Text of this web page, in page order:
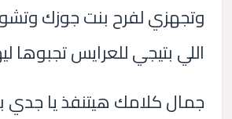
وتجهزي لفرح بنت جوزك
اللي بتيجي للعرايس تجبوها
جمال كلامك هيتنفذ يا